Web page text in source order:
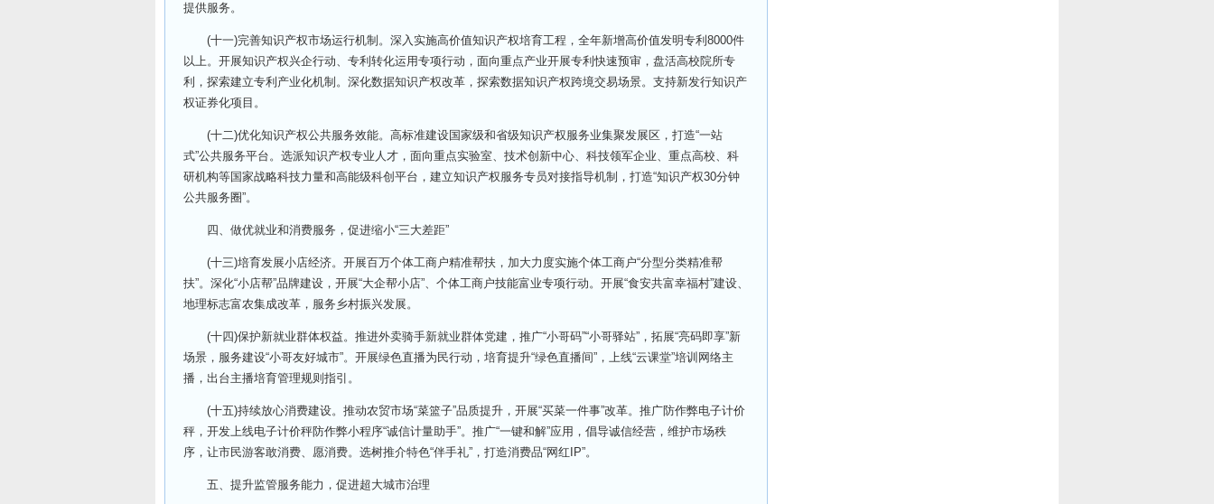
提供服务。
(十一)完善知识产权市场运行机制。深入实施高价值知识产权培育工程，全年新增高价值发明专利8000件
以上。开展知识产权兴企行动、专利转化运用专项行动，面向重点产业开展专利快速预审，盘活高校院所专
利，探索建立专利产业化机制。深化数据知识产权改革，探索数据知识产权跨境交易场景。支持新发行知识产
权证券化项目。
(十二)优化知识产权公共服务效能。高标准建设国家级和省级知识产权服务业集聚发展区，打造“一站
式”公共服务平台。选派知识产权专业人才，面向重点实验室、技术创新中心、科技领军企业、重点高校、科
研机构等国家战略科技力量和高能级科创平台，建立知识产权服务专员对接指导机制，打造“知识产权30分钟
公共服务圈”。
四、做优就业和消费服务，促进缩小“三大差距”
(十三)培育发展小店经济。开展百万个体工商户精准帮扶，加大力度实施个体工商户“分型分类精准帮
扶”。深化“小店帮”品牌建设，开展“大企帮小店”、个体工商户技能富业专项行动。开展“食安共富幸福村”建设、
地理标志富农集成改革，服务乡村振兴发展。
(十四)保护新就业群体权益。推进外卖骑手新就业群体党建，推广“小哥码”“小哥驿站”，拓展“亮码即享”新
场景，服务建设“小哥友好城市”。开展绿色直播为民行动，培育提升“绿色直播间”，上线“云课堂”培训网络主
播，出台主播培育管理规则指引。
(十五)持续放心消费建设。推动农贸市场“菜篮子”品质提升，开展“买菜一件事”改革。推广防作弊电子计价
秤，开发上线电子计价秤防作弊小程序“诚信计量助手”。推广“一键和解”应用，倡导诚信经营，维护市场秩
序，让市民游客敢消费、愿消费。选树推介特色“伴手礼”，打造消费品“网红IP”。
五、提升监管服务能力，促进超大城市治理